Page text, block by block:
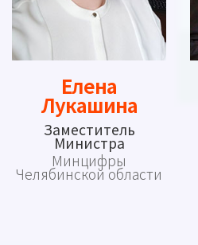
Елена
Лукашина
Заместитель
Министра
Минцифры
Челябинской области